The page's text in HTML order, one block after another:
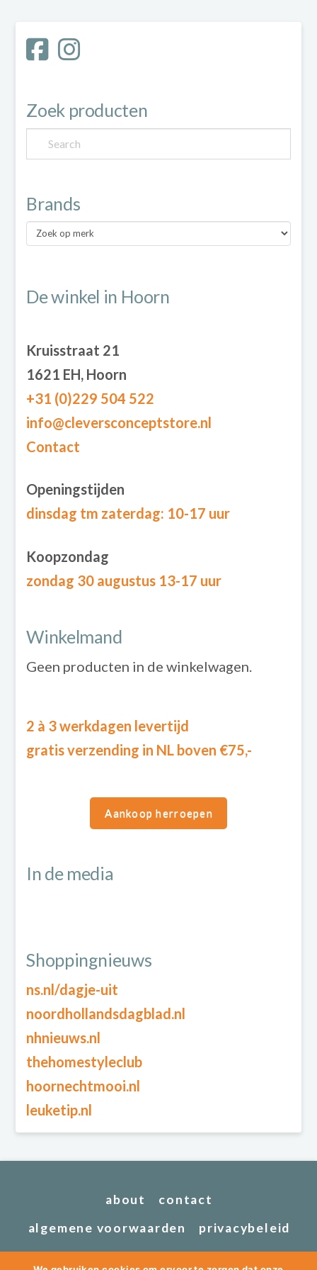
productpagina
optie
gekozen
worden
de
productpagina
Zoek producten
Brands
Brands
De winkel in Hoorn
Kruisstraat 21
1621 EH, Hoorn
+31 (0)229 504 522
info@cleversconceptstore.nl
Contact
Openingstijden
dinsdag tm zaterdag: 10-17 uur
Koopzondag
zondag 30 augustus 13-17 uur
Winkelmand
Geen producten in de winkelwagen.
2 à 3 werkdagen levertijd
gratis verzending in NL boven €75,-
Aankoop herroepen
In de media
Shoppingnieuws
ns.nl/dagje-uit
noordhollandsdagblad.nl
nhnieuws.nl
thehomestyleclub
hoornechtmooi.nl
leuketip.nl
about
contact
algemene voorwaarden
privacybeleid